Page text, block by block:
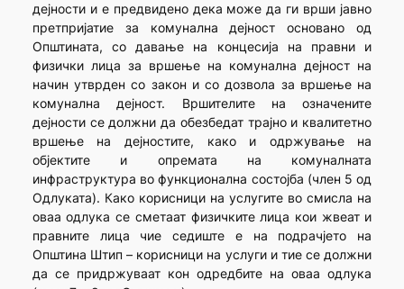
дејности и е предвидено дека може да ги врши јавно
претпријатие за комунална дејност основано од
Општината, со давање на концесија на правни и
физички лица за вршење на комунална дејност на
начин утврден со закон и со дозвола за вршење на
комунална дејност. Вршителите на означените
дејности се должни да обезбедат трајно и квалитетно
вршење на дејностите, како и одржување на
објектите и опремата на комуналната
инфраструктура во функционална состојба (член 5 од
Одлуката). Како корисници на услугите во смисла на
оваа одлука се сметаат физичките лица кои жвеат и
правните лица чие седиште е на подрачјето на
Општина Штип – корисници на услуги и тие се должни
да се придржуваат кон одредбите на оваа одлука